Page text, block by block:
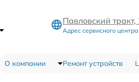
Павловский
Адрес сервисного
О компании Ремонт устройств